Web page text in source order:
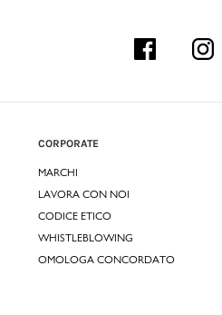
CORPORATE
MARCHI
LAVORA CON NOI
CODICE ETICO
WHISTLEBLOWING
OMOLOGA CONCORDATO